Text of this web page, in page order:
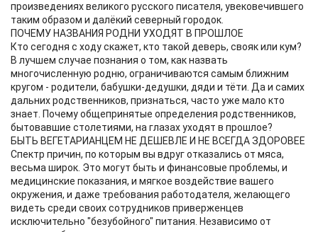
произведениях великого русского писателя, увековечившего
таким образом и далёкий северный городок.
ПОЧЕМУ НАЗВАНИЯ РОДНИ УХОДЯТ В ПРОШЛОЕ
Кто сегодня с ходу скажет, кто такой деверь, свояк или кум?
В лучшем случае познания о том, как назвать
многочисленную родню, ограничиваются самым ближним
кругом - родители, бабушки-дедушки, дяди и тёти. Да и самих
дальних родственников, признаться, часто уже мало кто
знает. Почему общепринятые определения родственников,
бытовавшие столетиями, на глазах уходят в прошлое?
БЫТЬ ВЕГЕТАРИАНЦЕМ НЕ ДЕШЕВЛЕ И НЕ ВСЕГДА ЗДОРОВЕЕ
Спектр причин, по которым вы вдруг отказались от мяса,
весьма широк. Это могут быть и финансовые проблемы, и
медицинские показания, и мягкое воздействие вашего
окружения, и даже требования работодателя, желающего
видеть среди своих сотрудников приверженцев
исключительно "безубойного" питания. Независимо от